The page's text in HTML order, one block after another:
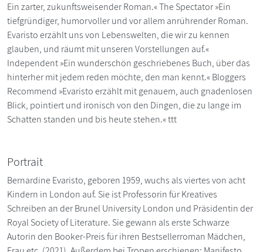
Ein zarter, zukunftsweisender Roman.« The Spectator »Ein
tiefgründiger, humorvoller und vor allem anrührender Roman.
Evaristo erzählt uns von Lebenswelten, die wir zu kennen
glauben, und räumt mit unseren Vorstellungen auf.«
Independent »Ein wunderschön geschriebenes Buch, über das
hinterher mit jedem reden möchte, den man kennt.« Bloggers
Recommend »Evaristo erzählt mit genauem, auch gnadenlosen
Blick, pointiert und ironisch von den Dingen, die zu lange im
Schatten standen und bis heute stehen.« ttt
Portrait
Bernardine Evaristo, geboren 1959, wuchs als viertes von acht
Kindern in London auf. Sie ist Professorin für Kreatives
Schreiben an der Brunel University London und Präsidentin der
Royal Society of Literature. Sie gewann als erste Schwarze
Autorin den Booker-Preis für ihren Bestsellerroman Mädchen,